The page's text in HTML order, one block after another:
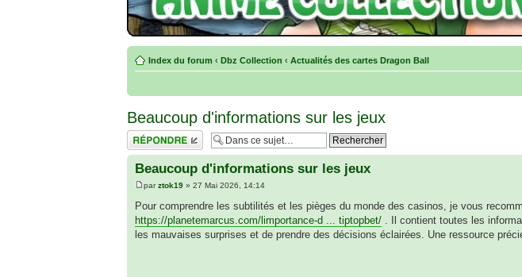
Index du forum ‹ Dbz Collection ‹ Actualités des cartes Dragon Ball
Beaucoup d'informations sur les jeux
Répondre
Beaucoup d'informations sur les jeux
parztok19 » 27 Mai 2026, 14:14
Pour comprendre les subtilités et les pièges du monde des casinos, je vous
https://planetemarcus.com/limportance-d ... tiptopbet/ . Il contient toutes les
les mauvaises surprises et de prendre des décisions éclairées. Une ressource